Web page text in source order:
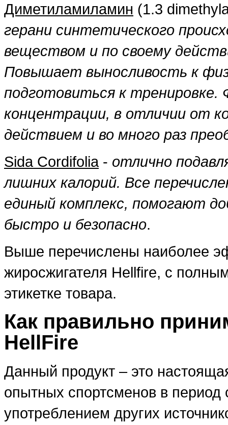
Диметиламиламин (1.3
герани синтетического
веществом и по своему
Повышает выносливость к
подготовиться к тренировке.
концентрации, в отличии от
действием и во много раз
Sida Cordifolia- отлично
лишних калорий. Все
единый комплекс, помогают
быстро и безопасно.
Выше перечислены наиболее
жиросжигателя Hellfire, с
этикетке товара.
Как правильно
HellFire
Данный продукт – это
опытных спортсменов в
употреблением других